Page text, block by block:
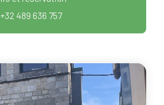
+32 489 636 757